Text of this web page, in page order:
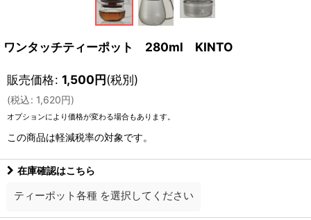
ワンタッチティーポット 280ml KINTO
販売価格: 1,500円(税別)
(税込: 1,620円)
オプションにより価格が変わる場合もあります。
この商品は軽減税率の対象です。
在庫確認はこちら
ティーポット各種 を選択してください